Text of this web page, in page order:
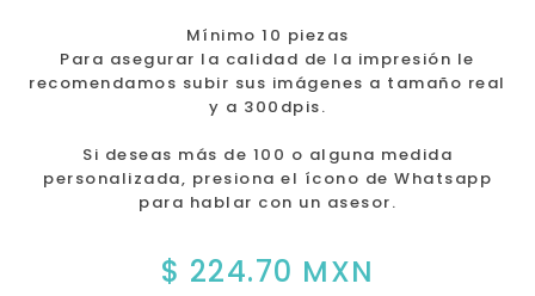
Mínimo 10 piezas
Para asegurar la calidad de la impresión le
recomendamos subir sus imágenes a tamaño real
y a 300dpis.
Si deseas más de 100 o alguna medida
personalizada, presiona el ícono de Whatsapp
para hablar con un asesor.
$ 224.70 MXN